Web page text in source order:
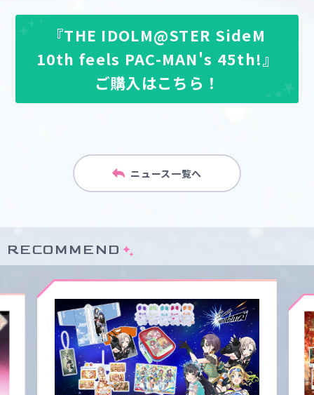
『THE IDOLM@STER SideM
10th feels PAC-MAN's 45th!』
ご購入はこちら！
ニュース一覧へ
RECOMMEND